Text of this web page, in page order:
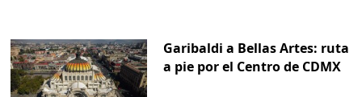
Garibaldi a Bellas Artes: ruta
a pie por el Centro de CDMX